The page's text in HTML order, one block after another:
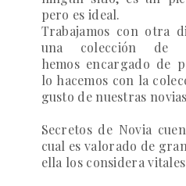
pero es ideal.
Trabajamos con otra
una colección de
hemos encargado de
lo hacemos con la
gusto de nuestras
Secretos de Novia
cual es valorado de
ella los considera